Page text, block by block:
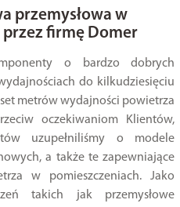
przemysłowa w
firmę Domer
o bardzo dobrych
do kilkudziesięciu
metrów wydajności powietrza
oczekiwaniom Klientów,
uzupełniliśmy o modele
a także te zapewniające
w pomieszczeniach. Jako
takich jak przemysłowe